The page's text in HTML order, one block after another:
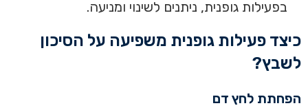
בפעילות גופנית, ניתנים לשינוי ומניעה.
כיצד פעילות גופנית משפיעה על הסיכון
לשבץ?
הפחתת לחץ דם